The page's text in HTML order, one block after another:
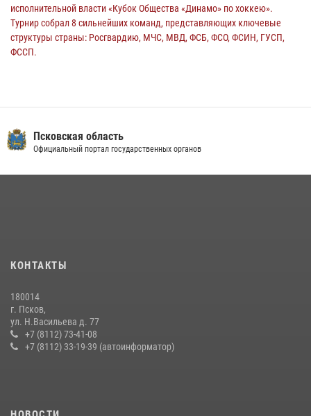
исполнительной власти «Кубок Общества «Динамо» по хоккею».
Турнир собрал 8 сильнейших команд, представляющих ключевые
структуры страны: Росгвардию, МЧС, МВД, ФСБ, ФСО, ФСИН, ГУСП,
ФССП.
24 июля 2026, 13:59 1
рабочее совещание
Всероссийского конкурса профессионального мастерства среди
сотрудников вневедомственной охраны Росгвардии, Псковские
Росгвардейцы одержали победу
30 июля 2026, 05:10 3
22 июля 2026, 10:19
Псковская область
Официальный портал государственных органов
КОНТАКТЫ
180014
г. Псков,
ул. Н.Васильева д. 77
+7 (8112) 73-41-08
+7 (8112) 33-19-39 (автоинформатор)